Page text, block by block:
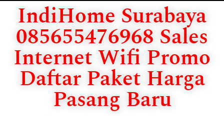
IndiHome Surabaya
085655476968 Sales
Internet Wifi Promo
Daftar Paket Harga
Pasang Baru